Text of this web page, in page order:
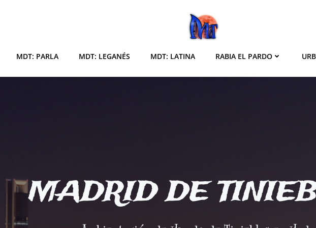
MDT: PARLA MDT: LEGANÉS MDT: LATINA RABIA EL PARDO
MADRID DE